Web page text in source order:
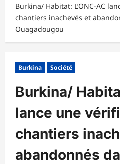
Burkina/ Habitat: L’ONC-AC
chantiers inachevés et
Ouagadougou
Burkina Société
Burkina/
lance une
chantiers
abandonnés